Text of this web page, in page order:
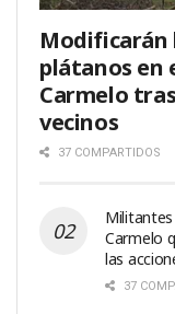
Modificarán
plátanos en
Carmelo
vecinos
37 COMPARTIDOS
Carmelo
las
37